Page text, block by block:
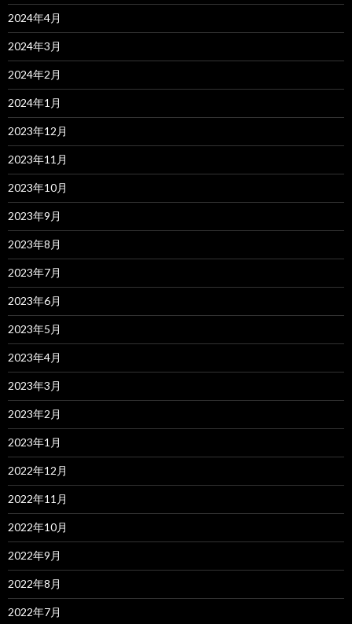
2024年4月
2024年3月
2024年2月
2024年1月
2023年12月
2023年11月
2023年10月
2023年9月
2023年8月
2023年7月
2023年6月
2023年5月
2023年4月
2023年3月
2023年2月
2023年1月
2022年12月
2022年11月
2022年10月
2022年9月
2022年8月
2022年7月